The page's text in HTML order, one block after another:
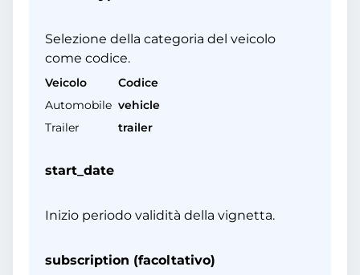
Selezione della categoria del veicolo
come codice.
Veicolo
Codice
Automobile vehicle
Trailer
trailer
start_date
Inizio periodo validità della vignetta.
subscription (facoltativo)